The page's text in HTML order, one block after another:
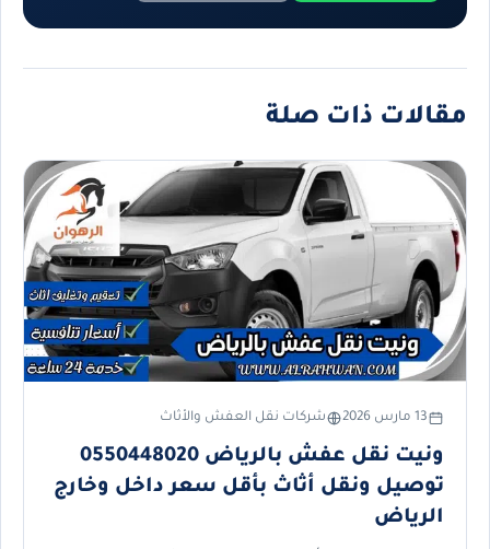
مقالات ذات صلة
13 مارس 2026 شركات نقل العفش والأثاث
ونيت نقل عفش بالرياض 0550448020
توصيل ونقل أثاث بأقل سعر داخل وخارج
الرياض